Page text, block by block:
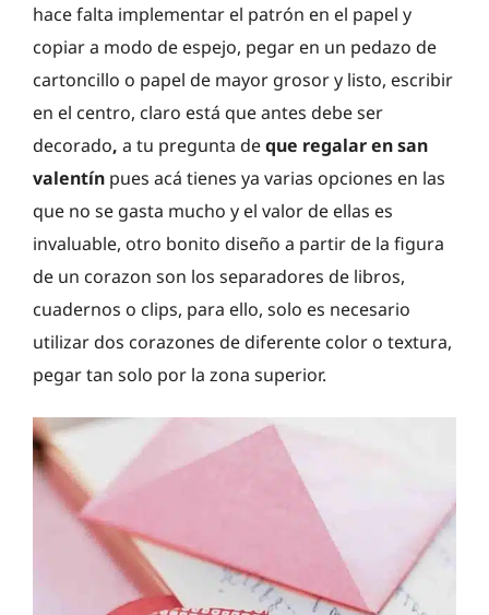
hace falta implementar el patrón en el papel y
copiar a modo de espejo, pegar en un pedazo de
cartoncillo o papel de mayor grosor y listo, escribir
en el centro, claro está que antes debe ser
decorado, a tu pregunta deque regalar en san
valentín pues acá tienes ya varias opciones en las
que no se gasta mucho y el valor de ellas es
invaluable, otro bonito diseño a partir de la figura
de un corazon son los separadores de libros,
cuadernos o clips, para ello, solo es necesario
utilizar dos corazones de diferente color o textura,
pegar tan solo por la zona superior.